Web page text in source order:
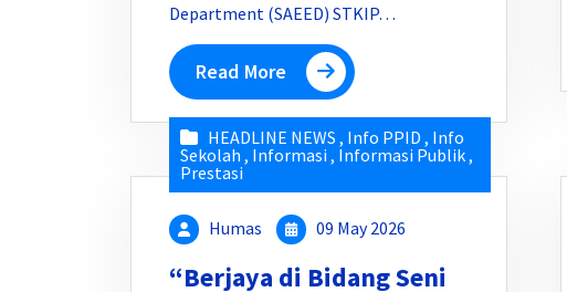
Department (SAEED) STKIP…
Read More
HEADLINE NEWS , Info PPID , Info
Sekolah , Informasi, Informasi Publik,
Prestasi
Humas 09 May 2026
“Berjaya di Bidang Seni